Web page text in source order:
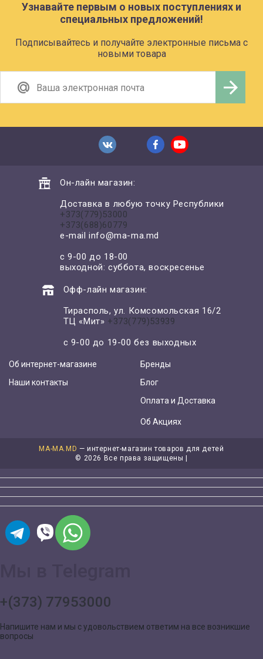
Узнавайте первым о новых поступлениях и
специальных предложений!
Подписывайтесь и получайте электронные письма с
новыми товара
Он-лайн магазин:
Доставка в любую точку Республики
+373(779)53000
+373(688)60779
e-mailinfo@ma-ma.md
с 9-00 до 18-00
выходной: суббота, воскресенье
Офф-лайн магазин:
Тирасполь, ул. Комсомольская 16/2
ТЦ «Мит» +373(779)53939
с 9-00 до 19-00 без выходных
Об интернет-магазине
Наши контакты
Бренды
Блог
Оплата и Доставка
Об Акциях
MA-MA.MD — интернет-магазин товаров для детей
© 2026 Все права защищены |
+(373) 77953000
Напишите нам и мы с удовольствием ответим на все возникшие
вопросы